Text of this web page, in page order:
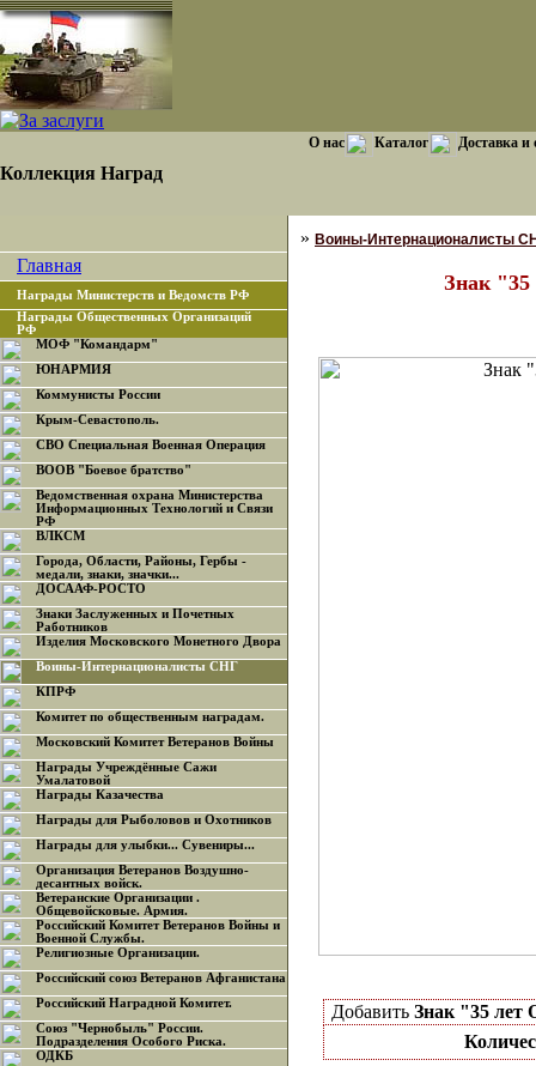
Коллекция Наград
О нас Каталог Доставка и
Главная
Награды Министерств и Ведомств РФ
Награды Общественных Организаций
РФ
МОФ "Командарм"
ЮНАРМИЯ
Коммунисты России
Крым-Севастополь.
СВО Специальная Военная Операция
ВООВ "Боевое братство"
Ведомственная охрана Министерства
Информационных Технологий и Связи
РФ
ВЛКСМ
Города, Области, Районы, Гербы -
медали, знаки, значки...
ДОСААФ-РОСТО
Знаки Заслуженных и Почетных
Работников
Изделия Московского Монетного Двора
Воины-Интернационалисты СНГ
КПРФ
Комитет по общественным наградам.
Московский Комитет Ветеранов Войны
Награды Учреждённые Сажи
Умалатовой
Награды Казачества
Награды для Рыболовов и Охотников
Награды для улыбки... Сувениры...
Организация Ветеранов Воздушно-
десантных войск.
Ветеранские Организации .
Общевойсковые. Армия.
Российский Комитет Ветеранов Войны и
Военной Службы.
Религиозные Организации.
Российский союз Ветеранов Афганистана
Российский Наградной Комитет.
Союз "Чернобыль" России.
Подразделения Особого Риска.
ОДКБ
» Воины-Интернационалисты
Знак
Добавить Знак "35 лет